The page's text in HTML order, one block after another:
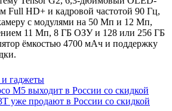
Full HD+ и кадровой частотой 90 Гц,
с модулями на 50 Мп и 12 Мп,
11 Мп, 8 ГБ ОЗУ и 128 или 256 ГБ
ёмкостью 4700 мАч и поддержку
гаджеты
M5 выходит в России со скидкой
уже продают в России со скидкой